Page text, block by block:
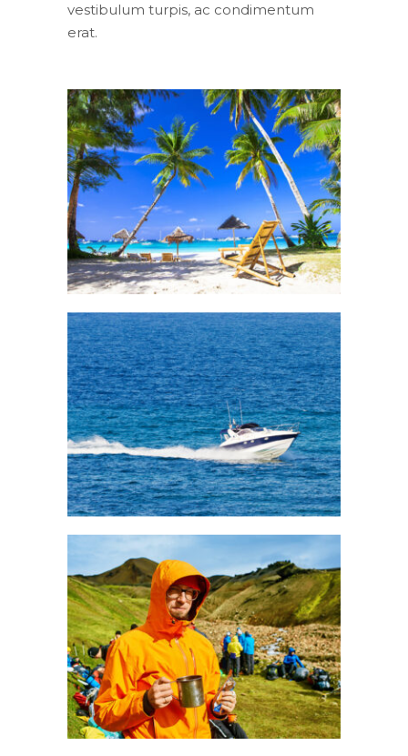
vestibulum turpis, ac condimentum
erat.